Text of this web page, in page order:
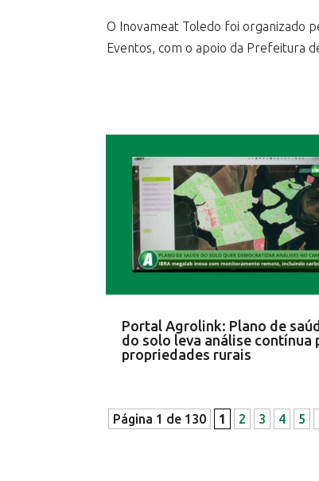
O Inovameat Toledo foi organizado
Eventos, com o apoio da Prefeitura
Portal Agrolink: Plano de
do solo leva análise contínua
propriedades rurais
Página 1 de 130 1 2 3 4 5